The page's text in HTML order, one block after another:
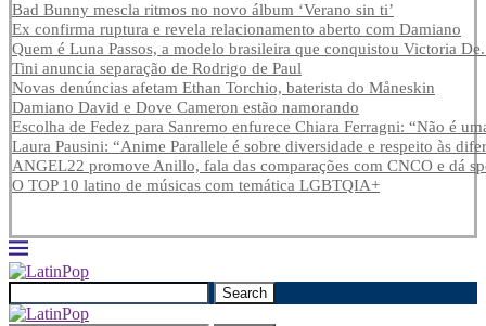
Bad Bunny mescla ritmos no novo álbum ‘Verano sin ti’
Ex confirma ruptura e revela relacionamento aberto com Damiano
Quem é Luna Passos, a modelo brasileira que conquistou Victoria
Tini anuncia separação de Rodrigo de Paul
Novas denúncias afetam Ethan Torchio, baterista do Måneskin
Damiano David e Dove Cameron estão namorando
Escolha de Fedez para Sanremo enfurece Chiara Ferragni: “Não é
Laura Pausini: “Anime Parallele é sobre diversidade e respeito às
ANGEL22 promove Anillo, fala das comparações com CNCO e dá
O TOP 10 latino de músicas com temática LGBTQIA+
Search